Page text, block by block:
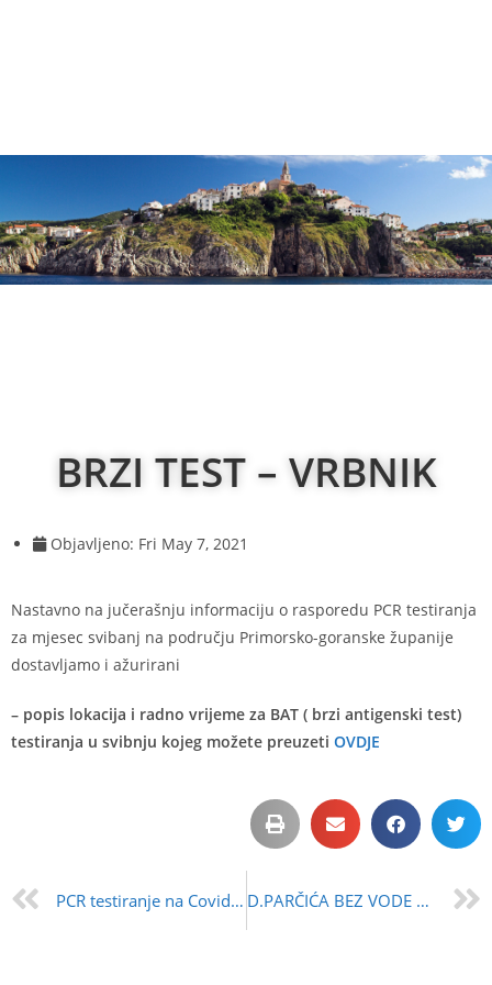
BRZI TEST – VRBNIK
Objavljeno: Fri May 7, 2021
Nastavno na jučerašnju informaciju o rasporedu PCR testiranja
za mjesec svibanj na području Primorsko-goranske županije
dostavljamo i ažurirani
– popis lokacija i radno vrijeme za BAT ( brzi antigenski test)
testiranja u svibnju kojeg možete preuzeti OVDJE
PCR testiranje na Covid-19 – radno vrijeme D.PARČIĆA BEZ VODE 07.05.